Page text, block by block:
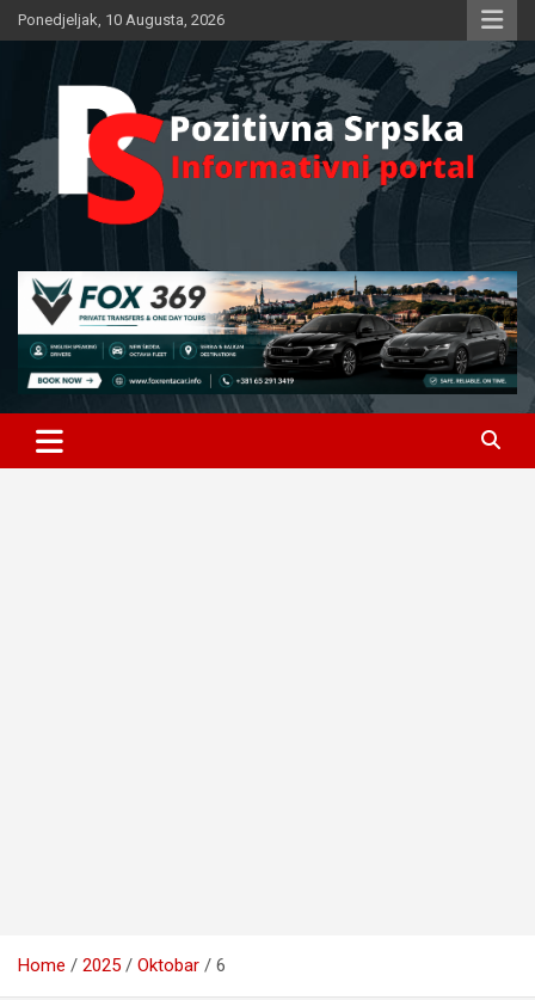
Skip
to
Ponedjeljak, 10 Augusta, 2026
Pozitivna Srpska
Home 2025 Oktobar 6